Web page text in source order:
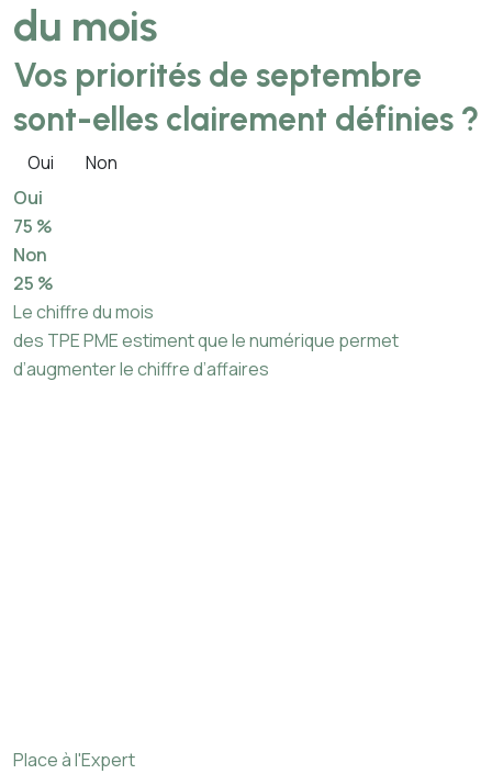
du mois
Vos priorités de septembre
sont-elles clairement définies ?
Oui
Non
Oui
75 %
Non
25 %
Le chiffre du mois
des TPE PME estiment que le numérique permet
d’augmenter le chiffre d’affaires
Place à l'Expert